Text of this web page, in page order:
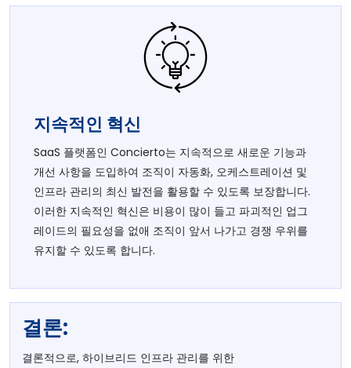
지속적인 혁신
SaaS 플랫폼인 Concierto는 지속적으로 새로운 기능과
개선 사항을 도입하여 조직이 자동화, 오케스트레이션 및
인프라 관리의 최신 발전을 활용할 수 있도록 보장합니다.
이러한 지속적인 혁신은 비용이 많이 들고 파괴적인 업그
레이드의 필요성을 없애 조직이 앞서 나가고 경쟁 우위를
유지할 수 있도록 합니다.
결론:
결론적으로, 하이브리드 인프라 관리를 위한